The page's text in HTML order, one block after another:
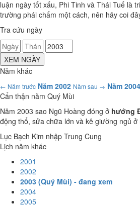
luận ngày tốt xấu, Phi Tinh và Thái Tuế là
trường phái chấm một cách, nên hãy coi
Tra cứu ngày
XEM NGÀY
Năm khác
← Năm trước Năm 2002 Năm sau → Năm 2004
Cẩn thận năm Quý Mùi
Năm 2003 sao Ngũ Hoàng đóng ở hướng
động thổ, sửa chữa lớn và kê giường ngủ ở
Lục Bạch Kim nhập Trung Cung
Lịch năm khác
2001
2002
2003 (Quý Mùi) - đang xem
2004
2005